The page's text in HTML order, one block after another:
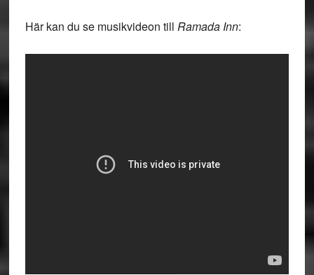
Här kan du se musikvideon till Ramada Inn: